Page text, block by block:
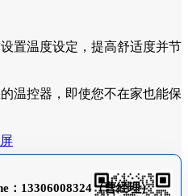
置温度设定，提高舒适度并节
温控器，即使您不在家也能保
：13306008324（曹经理）